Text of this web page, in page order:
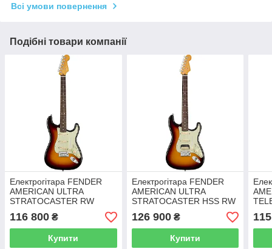
Всі умови повернення
Подібні товари компанії
Електрогітара FENDER
AMERICAN ULTRA
STRATOCASTER RW
ULTRABURST
116 800 ₴
Купити
Електрогітара FENDER
AMERICAN ULTRA
STRATOCASTER HSS RW
ULTRABURST
126 900₴
Купити